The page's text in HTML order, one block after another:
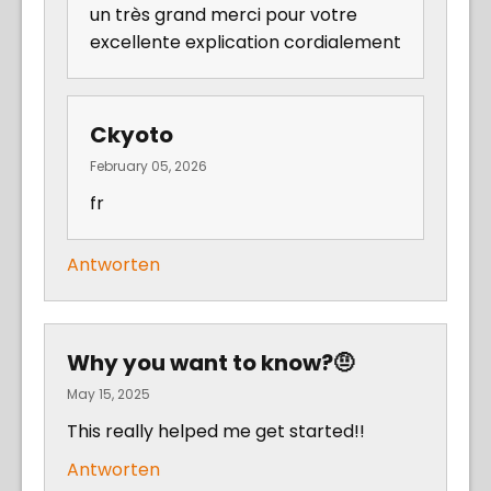
un très grand merci pour votre
excellente explication cordialement
Ckyoto
February 05, 2026
fr
Antworten
Why you want to know?🤨
May 15, 2025
This really helped me get started!!
Antworten